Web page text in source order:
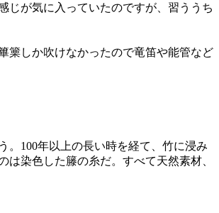
じが気に入っていたのですが、習ううち
篥しか吹けなかったので竜笛や能管など
100年以上の長い時を経て、竹に浸み
染色した籐の糸だ。すべて天然素材、